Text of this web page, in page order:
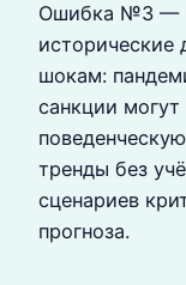
Ошибка №3 —
шокам:
санкции
тренды без
сценариев
прогноза.